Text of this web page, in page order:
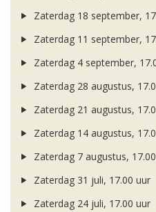
Zaterdag 18 september,
Zaterdag 11 september,
Zaterdag 4 september,
Zaterdag 28 augustus,
Zaterdag 21 augustus,
Zaterdag 14 augustus,
Zaterdag 7 augustus,
Zaterdag 31 juli, 17.00 uur
Zaterdag 24 juli, 17.00 uur